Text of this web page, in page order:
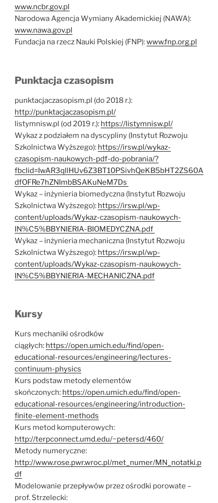
www.ncbr.gov.pl
Narodowa Agencja Wymiany Akademickiej (NAWA):
www.nawa.gov.pl
Fundacja na rzecz Nauki Polskiej (FNP):www.fnp.org.pl
Punktacja czasopism
punktacjaczasopism.pl (do 2018 r.):
http://punktacjaczasopism.pl/
listymnisw.pl (od 2019 r.): https://listymnisw.pl/
Wykaz z podziałem na dyscypliny (Instytut Rozwoju
Szkolnictwa Wyższego): https://irsw.pl/wykaz-
czasopism-naukowych-pdf-do-pobrania/?
fbclid=IwAR3qllHUv6Z3BT10PSivhQeKB5bHT2ZS60A
dfOFRe7hZNImbBSAKuNeM7Ds
Wykaz – inżynieria biomedyczna (Instytut Rozwoju
Szkolnictwa Wyższego): https://irsw.pl/wp-
content/uploads/Wykaz-czasopism-naukowych-
IN%C5%BBYNIERIA-BIOMEDYCZNA.pdf
Wykaz – inżynieria mechaniczna (Instytut Rozwoju
Szkolnictwa Wyższego): https://irsw.pl/wp-
content/uploads/Wykaz-czasopism-naukowych-
IN%C5%BBYNIERIA-MECHANICZNA.pdf
Kursy
Kurs mechaniki ośrodków
ciągłych: https://open.umich.edu/find/open-
educational-resources/engineering/lectures-
continuum-physics
Kurs podstaw metody elementów
skończonych: https://open.umich.edu/find/open-
educational-resources/engineering/introduction-
finite-element-methods
Kurs metod komputerowych:
http://terpconnect.umd.edu/~petersd/460/
Metody numeryczne:
http://www.rose.pwr.wroc.pl/met_numer/MN_notatki.p
df
Modelowanie przepływów przez ośrodki porowate –
prof. Strzelecki: